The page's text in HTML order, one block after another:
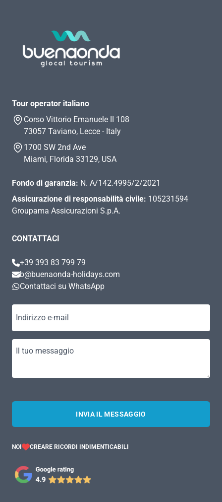
Tour operator italiano
Corso Vittorio Emanuele II 108
73057 Taviano, Lecce - Italy
1700 SW 2nd Ave
Miami, Florida 33129, USA
Fondo di garanzia: N. A/142.4995/2/2021
Assicurazione di responsabilità civile: 105231594
Groupama Assicurazioni S.p.A.
CONTATTACI
+39 393 83 799 79
b@buenaonda-holidays.com
Contattaci su WhatsApp
Indirizzo e-mail
Il tuo messaggio
INVIA IL MESSAGGIO
NOI CREARE RICORDI INDIMENTICABILI